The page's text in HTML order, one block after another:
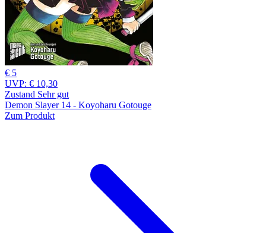
€ 5
UVP: € 10,30
Zustand Sehr gut
Demon Slayer 14 - Koyoharu Gotouge
Zum Produkt